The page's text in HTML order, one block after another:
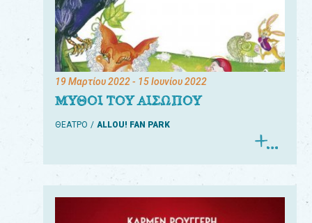
19 Μαρτίου 2022- 15 Ιουνίου 2022
ΜΥΘΟΙ ΤΟΥ ΑΙΣΩΠΟΥ
ΘΕΑΤΡΟ ALLOU! FAN PARK